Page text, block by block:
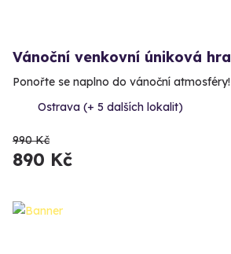
Vánoční venkovní úniková hra
Ponořte se naplno do vánoční atmosféry!
Ostrava (+ 5 dalších lokalit)
990 Kč
890 Kč